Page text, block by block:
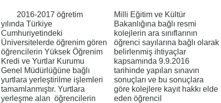
2016-2017 öğretim
yılında Türkiye
Cumhuriyetindeki
Üniversitelerde öğrenim gören
öğrencilerin Yüksek Öğrenim
Kredi ve Yurtlar Kurumu
Genel Müdürlüğüne bağlı
yurtlara yerleştirilme işlemleri
tamamlanmıştır. Yurtlara
yerleşme alan öğrencilerin
Milli Eğitim ve Kültür
Bakanlığına bağlı resmi
kolejlerin ara sınıflarının
öğrenci sayılarına bağlı olarak
belirlenmiş ihtiyaçlar
kapsamında 9.9.2016
tarihinde yapılan sınavın
sonuçları ve bu sonuçlara
göre kolejlere kayıt hakkı elde
eden öğrencil